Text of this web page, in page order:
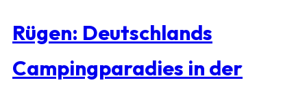
Rügen: Deutschlands
Campingparadies in der